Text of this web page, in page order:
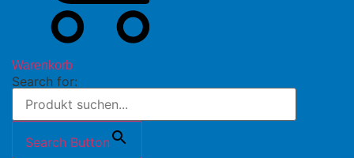
Warenkorb
Search for:
Search Button